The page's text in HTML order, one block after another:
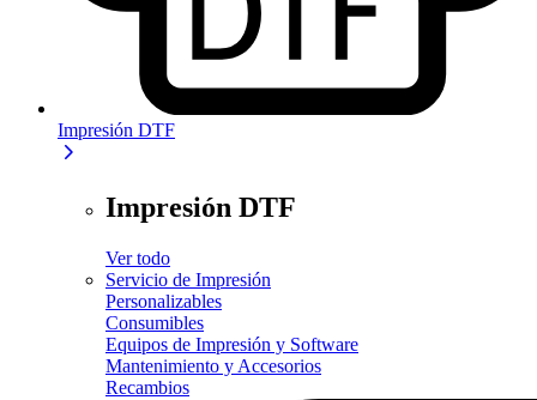
Impresión DTF
Impresión DTF
Ver todo
Servicio de Impresión
Personalizables
Consumibles
Equipos de Impresión y Software
Mantenimiento y Accesorios
Recambios